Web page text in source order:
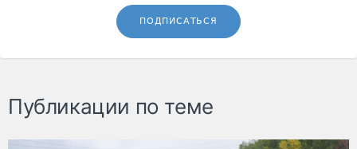
ПОДПИСАТЬСЯ
Публикации по теме